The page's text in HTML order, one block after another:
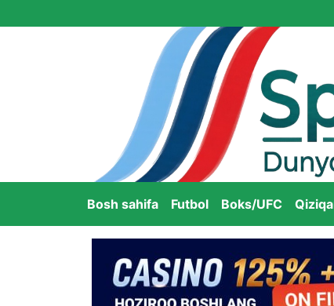
Bosh sahifa Futbol Boks/UFC